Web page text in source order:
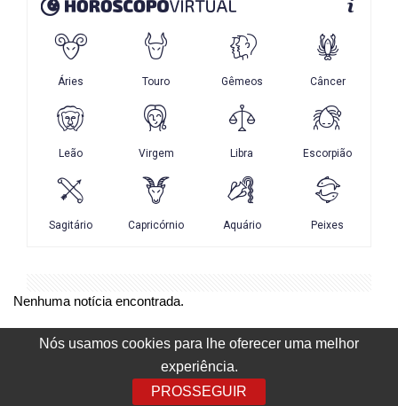
Nós usamos cookies para lhe oferecer uma melhor
experiência.
PROSSEGUIR
Nenhuma notícia encontrada.